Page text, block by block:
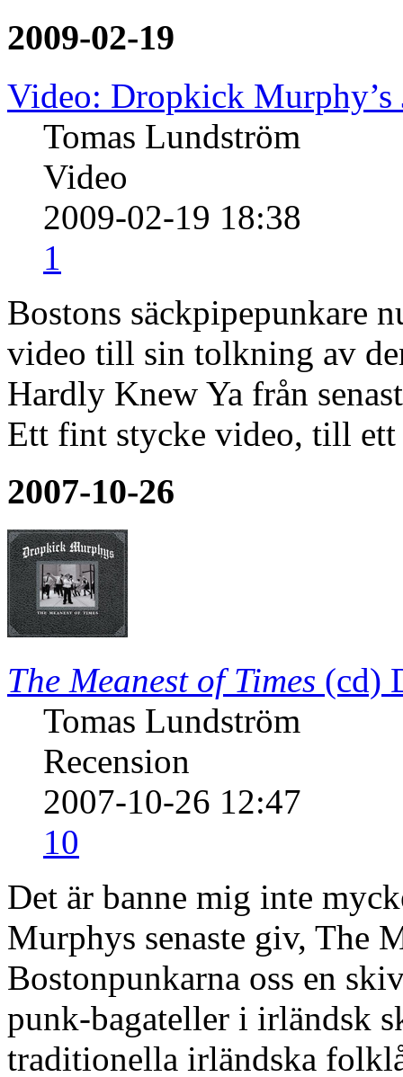
2009-02-19
Video: Dropkick
Tomas Lundström
Video
2009-02-19 18:38
1
Bostons säckpipepunkare
video till sin tolkning av
Hardly Knew Ya från
Ett fint stycke video, till
2007-10-26
The Meanest of Times (cd)
Tomas Lundström
Recension
2007-10-26 12:47
10
Det är banne mig inte
Murphys senaste giv, The
Bostonpunkarna oss en
punk-bagateller i irländsk
traditionella irländska